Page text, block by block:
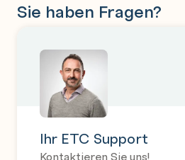
Sie haben Fragen?
Ihr ETC Support
Kontaktieren Sie uns!